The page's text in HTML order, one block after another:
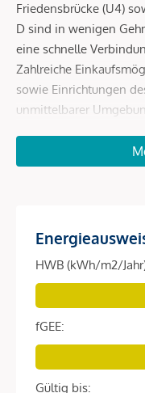
Friedensbrücke (U4)
D sind in wenigen
eine schnelle
Zahlreiche
sowie Einrichtungen
unmittelbarer
Erholungs- und
sowie kulturelle
Beschreibung
Diese hochwertig
fertiggestellten
des 9. Wiener
Die Einheit überzeugt
helle Räume und eine
HWB (kWh/m2/
fGEE:
Gültig bis: